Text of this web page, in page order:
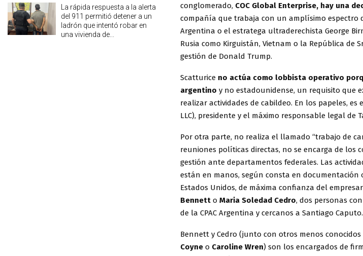
conglomerado, COC Global Enterprise, hay una
compañía que trabaja con un amplísimo espectro
Argentina o el estratega ultraderechista George
Rusia como Kirguistán, Vietnam o la República de
gestión de Donald Trump.
Scatturice no actúa como lobbista operativo
argentino y no estadounidense, un requisito que
realizar actividades de cabildeo. En los papeles,
LLC), presidente y el máximo responsable legal de
Por otra parte, no realiza el llamado “trabajo de
reuniones políticas directas, no se encarga de los
gestión ante departamentos federales. Las
están en manos, según consta en documentación
Estados Unidos, de máxima confianza del
Bennett o Maria Soledad Cedro, dos personas
de la CPAC Argentina y cercanos a Santiago Caputo.
Bennett y Cedro (junto con otros menos
Coyne o Caroline Wren) son los encargados de
La rápida respuesta a la alerta
del 911 permitió detener a un
ladrón que intentó robar en
una vivienda de...